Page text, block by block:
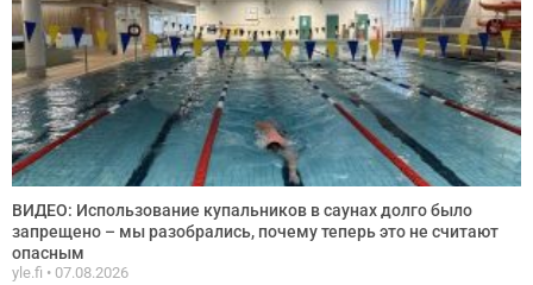
ВИДЕО: Использование купальников в саунах долго было
запрещено – мы разобрались, почему теперь это не считают
опасным
yle.fi 07.08.2026